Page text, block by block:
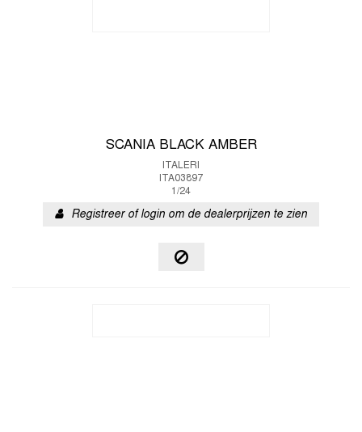
SCANIA BLACK AMBER
ITALERI
ITA03897
1/24
Registreer of login om de dealerprijzen te zien